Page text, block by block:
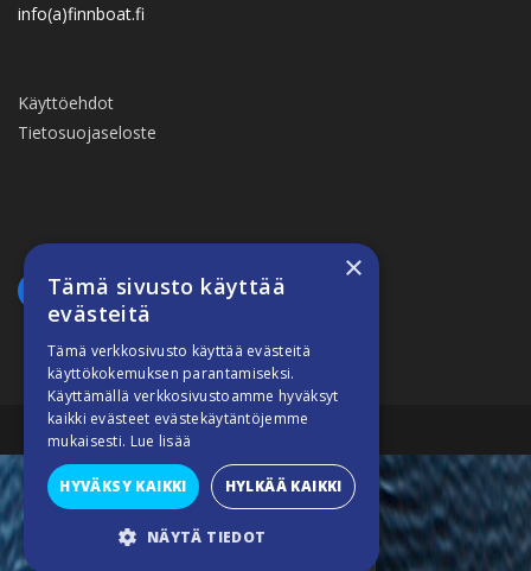
info(a)finnboat.fi
Käyttöehdot
Tietosuojaseloste
Suomiveneilee © 2026
×
Tämä sivusto käyttää
evästeitä
Tämä verkkosivusto käyttää evästeitä
käyttökokemuksen parantamiseksi.
Käyttämällä verkkosivustoamme hyväksyt
kaikki evästeet evästekäytäntöjemme
mukaisesti. Lue lisää
HYVÄKSY KAIKKI HYLKÄÄ KAIKKI
NÄYTÄ TIEDOT